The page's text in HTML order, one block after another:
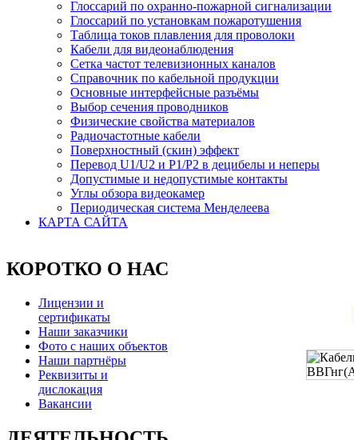
Глоссарий по охранно-пожарной сигнализации
Глоссарий по установкам пожаротушения
Таблица токов плавления для проволоки
Кабели для видеонаблюдения
Сетка частот телевизионных каналов
Справочник по кабельной продукции
Основные интерфейсные разъёмы
Выбор сечения проводников
Физические свойства материалов
Радиочастотные кабели
Поверхностный (скин) эффект
Перевод U1/U2 и P1/P2 в децибелы и неперы
Допустимые и недопустимые контакты
Углы обзора видеокамер
Периодическая система Менделеева
КАРТА САЙТА
КОРОТКО О НАС
Лицензии и
сертификаты
Наши заказчики
Фото с наших объектов
Наши партнёры
Реквизиты и
дислокация
Вакансии